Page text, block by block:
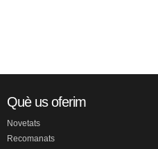
Què us oferim
Novetats
Recomanats